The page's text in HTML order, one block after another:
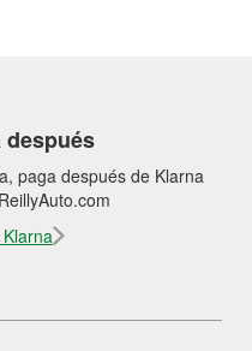
después
paga después de Klarna